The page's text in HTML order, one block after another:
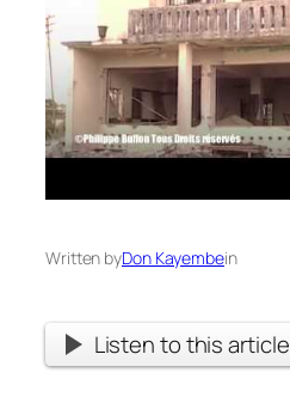
Written byDon Kayembein
Listen to this article